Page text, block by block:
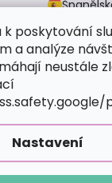
poskytování
a analýze
neustále
Nastavení
Rakousko
DOPRAVY